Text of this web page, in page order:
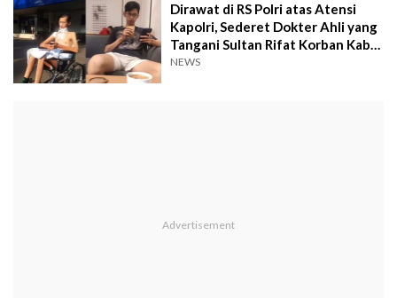
Dirawat di RS Polri atas Atensi
Kapolri, Sederet Dokter Ahli yang
Tangani Sultan Rifat Korban Kabel
Optik di Jaksel
NEWS